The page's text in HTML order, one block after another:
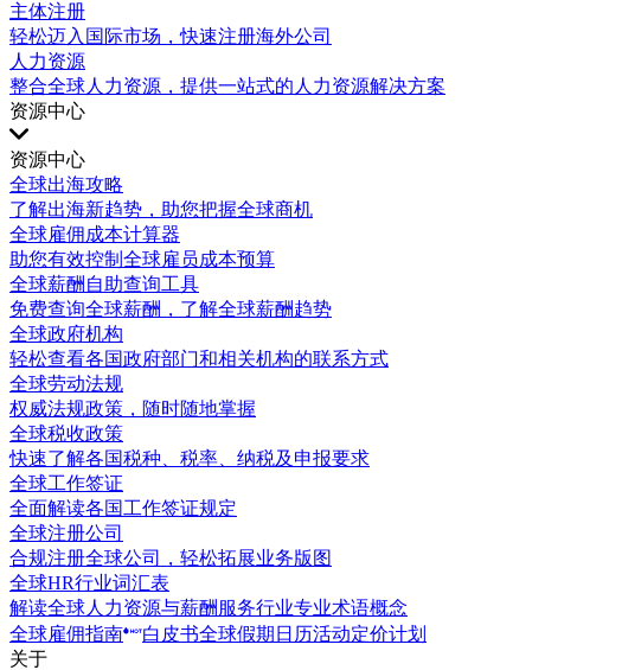
主体注册
轻松迈入国际市场，快速注册海外公司
人力资源
整合全球人力资源，提供一站式的人力资源解决方案
资源中心
资源中心
全球出海攻略
了解出海新趋势，助您把握全球商机
全球雇佣成本计算器
助您有效控制全球雇员成本预算
全球薪酬自助查询工具
免费查询全球薪酬，了解全球薪酬趋势
全球政府机构
轻松查看各国政府部门和相关机构的联系方式
全球劳动法规
权威法规政策，随时随地掌握
全球税收政策
快速了解各国税种、税率、纳税及申报要求
全球工作签证
全面解读各国工作签证规定
全球注册公司
合规注册全球公司，轻松拓展业务版图
全球HR行业词汇表
解读全球人力资源与薪酬服务行业专业术语概念
全球雇佣指南
白皮书全球假期日历活动定价计划
关于